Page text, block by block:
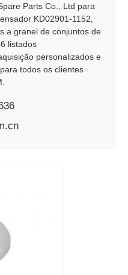
Parts Co., Ltd para
KD02901-1152,
a granel de conjuntos de
listados
personalizados e
todos os clientes